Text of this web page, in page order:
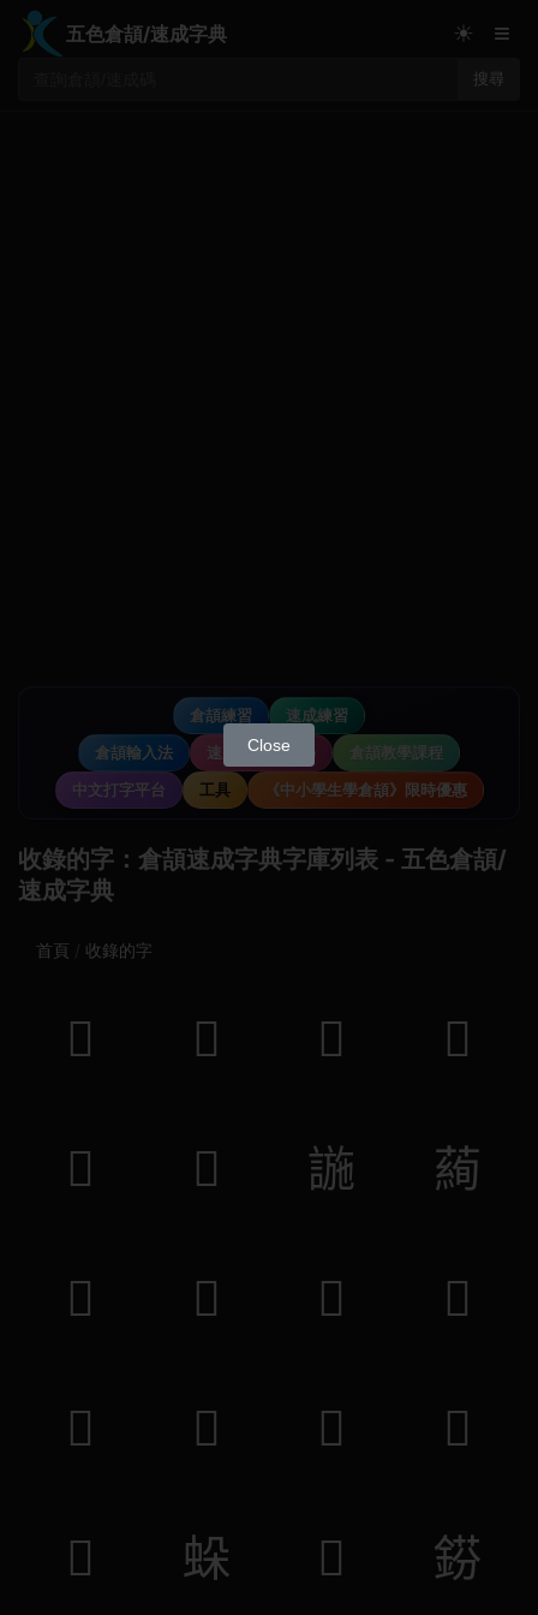
五色倉頡/速成字典
搜尋
☀ ≡
倉頡練習
速成練習
倉頡輸入法
速成輸入法教學
倉頡教學課程
中文打字平台
工具 《中小學生學倉頡》限時優惠
收錄的字：倉頡速成字典字庫列表 - 五色倉頡/
速成字典
首頁 收錄的字
𨘜 𩖠 𩆿 𨈻
𧚘 𧹚 𧩹 𦻖
𥽒 𥭱 𪔤 𪅃
𩵢 𩦁 𥞐 𥎯
𤿎 𧊶 𧹙 𨧼
Close